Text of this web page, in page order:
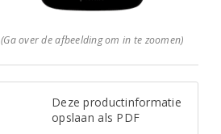
(Ga over de afbeelding om in te zoomen)
Deze productinformatie
opslaan als PDF